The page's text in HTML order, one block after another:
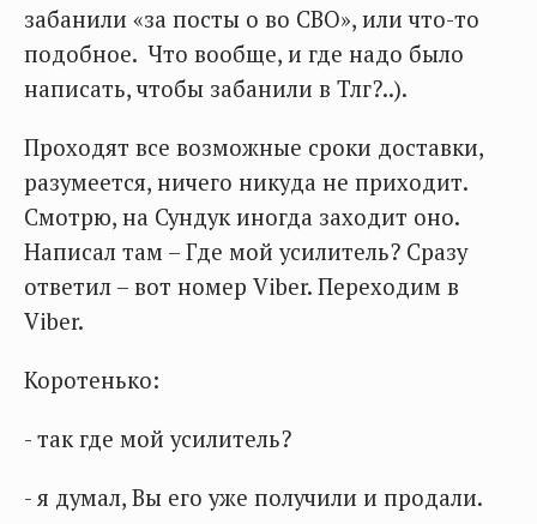
забанили «за посты о во СВО», или что-то
подобное. Что вообще, и где надо было
написать, чтобы забанили в Тлг?..).
Проходят все возможные сроки доставки,
разумеется, ничего никуда не приходит.
Смотрю, на Сундук иногда заходит оно.
Написал там – Где мой усилитель? Сразу
ответил – вот номер Viber. Переходим в
Viber.
Коротенько:
- так где мой усилитель?
- я думал, Вы его уже получили и продали.